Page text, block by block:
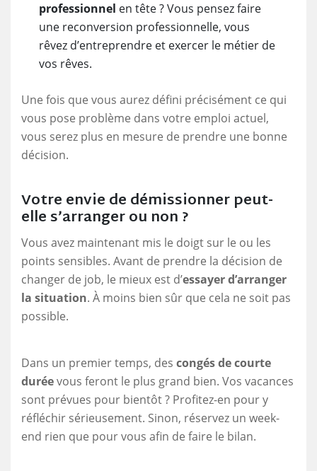
professionnel en tête ? Vous pensez faire
une reconversion professionnelle, vous
rêvez d’entreprendre et exercer le métier de
vos rêves.
Une fois que vous aurez défini précisément ce qui
vous pose problème dans votre emploi actuel,
vous serez plus en mesure de prendre une bonne
décision.
Votre envie de démissionner peut-
elle s’arranger ou non ?
Vous avez maintenant mis le doigt sur le ou les
points sensibles. Avant de prendre la décision de
changer de job, le mieux est d’essayer d’arranger
la situation. À moins bien sûr que cela ne soit pas
possible.
Dans un premier temps, des congés de courte
duréevous feront le plus grand bien. Vos vacances
sont prévues pour bientôt ? Profitez-en pour y
réfléchir sérieusement. Sinon, réservez un week-
end rien que pour vous afin de faire le bilan.